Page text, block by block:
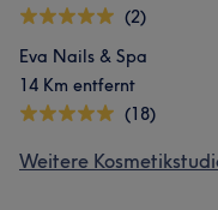
(2)
Eva Nails & Spa
14 Km entfernt
(18)
Weitere